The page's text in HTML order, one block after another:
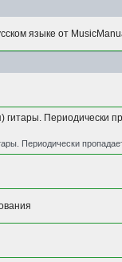
языке от
гитары. Периодически
Периодически